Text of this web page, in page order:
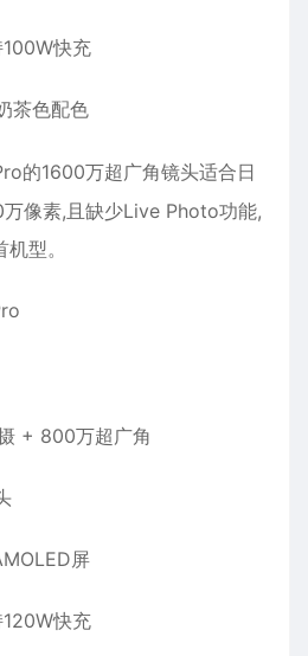
快充
茶色配色
的1600万超广角镜头适合日
像素,且缺少Live Photo功能,
型。
+ 800万超广角
屏
快充